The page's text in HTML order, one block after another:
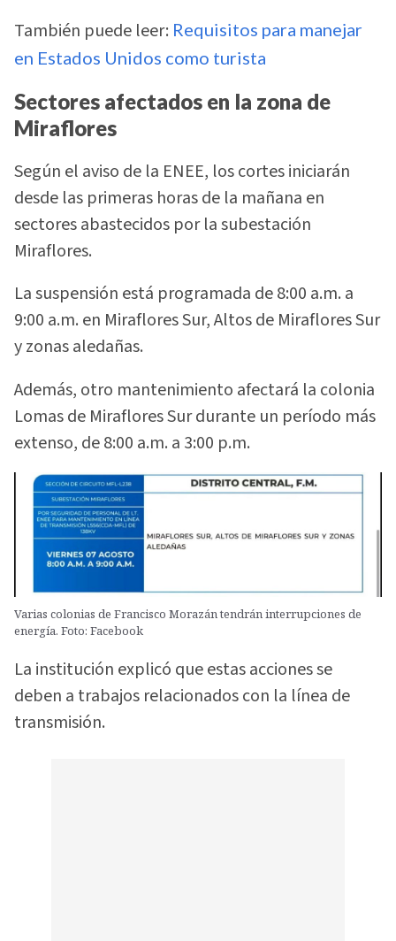
También puede leer: Requisitos para manejar
en Estados Unidos como turista
Sectores afectados en la zona de
Miraflores
Según el aviso de la ENEE, los cortes iniciarán
desde las primeras horas de la mañana en
sectores abastecidos por la subestación
Miraflores.
La suspensión está programada de 8:00 a.m. a
9:00 a.m. en Miraflores Sur, Altos de Miraflores Sur
y zonas aledañas.
Además, otro mantenimiento afectará la colonia
Lomas de Miraflores Sur durante un período más
extenso, de 8:00 a.m. a 3:00 p.m.
Varias colonias de Francisco Morazán tendrán interrupciones de
energía. Foto: Facebook
La institución explicó que estas acciones se
deben a trabajos relacionados con la línea de
transmisión.